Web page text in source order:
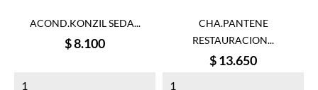
ACOND.KONZIL SEDA...
Precio
$ 8.100
CHA.PANTENE
RESTAURACION...
Precio
$ 13.650